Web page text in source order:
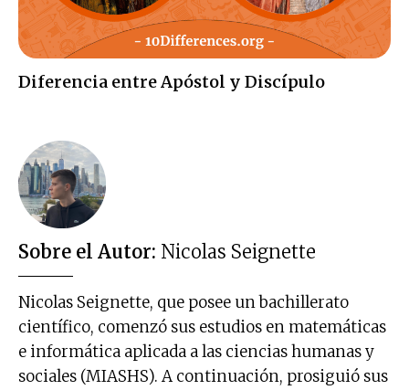
Diferencia entre Apóstol y Discípulo
Sobre el Autor: Nicolas Seignette
Nicolas Seignette, que posee un bachillerato
científico, comenzó sus estudios en matemáticas
e informática aplicada a las ciencias humanas y
sociales (MIASHS). A continuación, prosiguió sus